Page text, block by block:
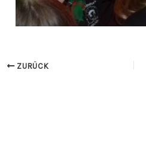
ZURÜCK